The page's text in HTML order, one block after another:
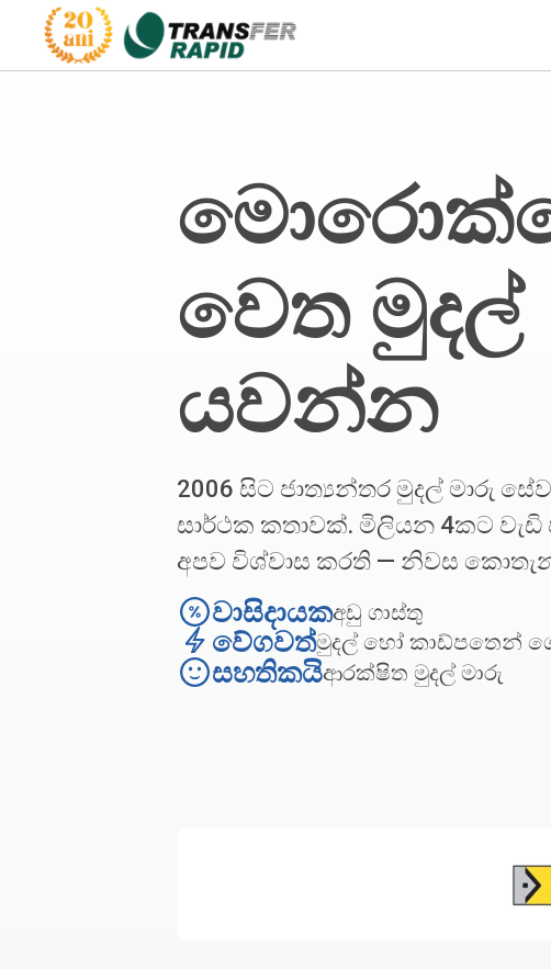
වෙත මුදල්
යවන්න
2006 සිට ජාත්‍යන්තර මුදල් මාරු
සාර්ථක කතාවක්. මිලියන 4කට
අපව විශ්වාස කරති — නිවස
වාසිදායකඅඩු ගාස්තු
වේගවත්මුදල් හෝ කාඩ්පතෙන්
සහතිකයිආරක්ෂිත මුදල් මාරු